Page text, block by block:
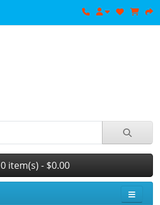
0 item(s) - $0.00